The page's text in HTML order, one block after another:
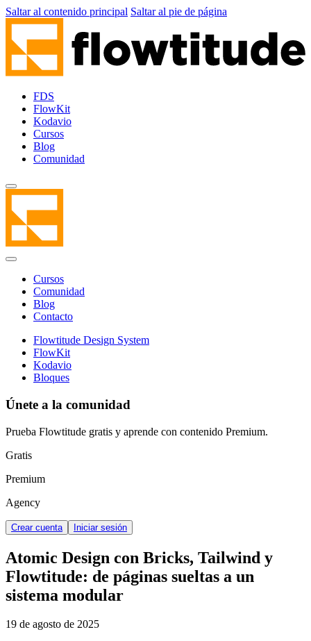
Saltar al contenido principal Saltar al pie de página
FDS
FlowKit
Kodavio
Cursos
Blog
Comunidad
Cursos
Comunidad
Blog
Contacto
Flowtitude Design System
FlowKit
Kodavio
Bloques
Únete a la comunidad
Prueba Flowtitude gratis y aprende con contenido Premium.
Gratis
Premium
Agency
Crear cuenta Iniciar sesión
Atomic Design con Bricks, Tailwind y
Flowtitude: de páginas sueltas a un
sistema modular
19 de agosto de 2025